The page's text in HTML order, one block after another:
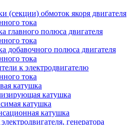
(секции) обмоток якоря двигателя
тока
главного полюса двигателя
тока
добавочного полюса двигателя
тока
к электродвигателю
тока
катушка
катушка
катушка
катушка
генератора